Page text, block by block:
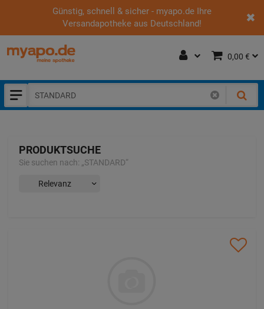
Günstig, schnell & sicher - myapo.de Ihre
Versandapotheke aus Deutschland!
0,00 €
PRODUKTSUCHE
Sie suchen nach: „STANDARD“